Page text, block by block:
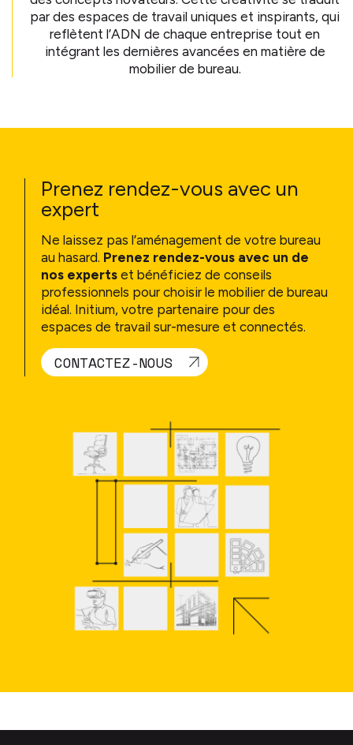
par des espaces de travail uniques et inspirants, qui
reflètent l’ADN de chaque entreprise tout en
intégrant les dernières avancées en matière de
mobilier de bureau.
Prenez rendez-vous avec un
expert
Ne laissez pas l’aménagement de votre bureau
au hasard. Prenez rendez-vous avec un de
nos experts et bénéficiez de conseils
professionnels pour choisir le mobilier de bureau
idéal. Initium, votre partenaire pour des
espaces de travail sur-mesure et connectés.
CONTACTEZ-NOUS